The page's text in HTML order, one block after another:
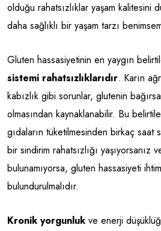
olduğu rahatsızlıklar yaşam kalitesini
daha sağlıklı bir yaşam tarzı
Gluten hassasiyetinin en yaygın
sistemi rahatsızlıklarıdır. Karın
kabızlık gibi sorunlar, glutenin
olmasından kaynaklanabilir. Bu
gıdaların tüketilmesinden birkaç saat
bir sindirim rahatsızlığı yaşıyorsanız
bulunamıyorsa, gluten hassasiyeti
bulundurulmalıdır.
Kronik yorgunlukve enerji